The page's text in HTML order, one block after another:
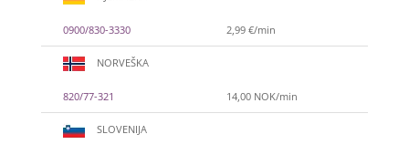
0900/830-3330 2,99 €/min
NORVEŠKA
820/77-321 14,00 NOK/min
SLOVENIJA